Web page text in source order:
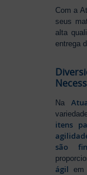
Com a
seus
alta
entrega
Na
itens
são
ágil em